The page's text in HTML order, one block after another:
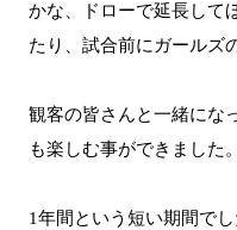
かな、ドローで延長して
たり、試合前にガールズ
観客の皆さんと一緒にな
も楽しむ事ができました。
1年間という短い期間で